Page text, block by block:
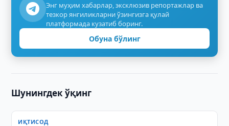
Энг муҳим хабарлар, эксклюзив репортажлар ва
тезкор янгиликларни ўзингизга қулай
платформада кузатиб боринг.
Обуна бўлинг
Шунингдек ўқинг
ИҚТИСОД